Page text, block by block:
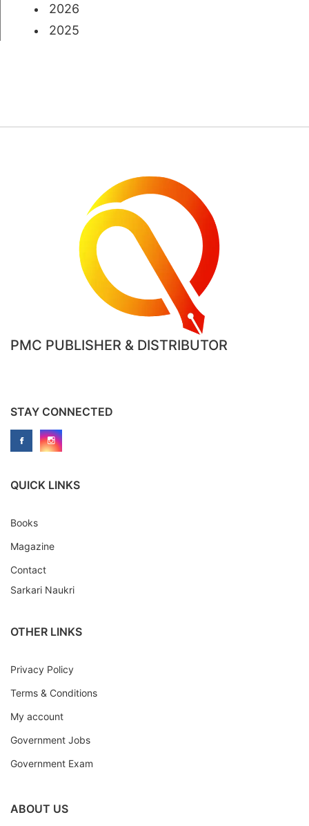
2026
2025
PMC PUBLISHER & DISTRIBUTOR
STAY CONNECTED
QUICK LINKS
Books
Magazine
Contact
Sarkari Naukri
OTHER LINKS
Privacy Policy
Terms & Conditions
My account
Government Jobs
Government Exam
ABOUT US